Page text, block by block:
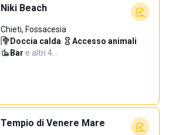
Niki Beach
Chieti, Fossacesia
Doccia calda· Accesso animali·
Bar·e altri 4…
Tempio di Venere Mare